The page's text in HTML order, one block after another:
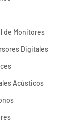
de Monitores
Digitales
Acústicos